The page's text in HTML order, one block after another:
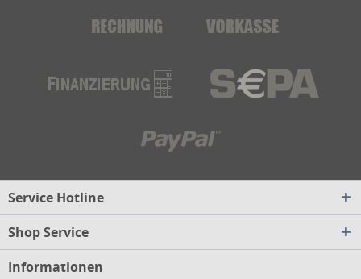
Service Hotline
Shop Service
Informationen